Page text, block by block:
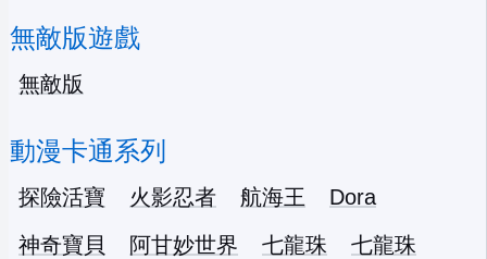
無敵版遊戲
無敵版
動漫卡通系列
探險活寶 火影忍者 航海王
Dora
神奇寶貝
阿甘妙世界 七龍珠
七龍珠